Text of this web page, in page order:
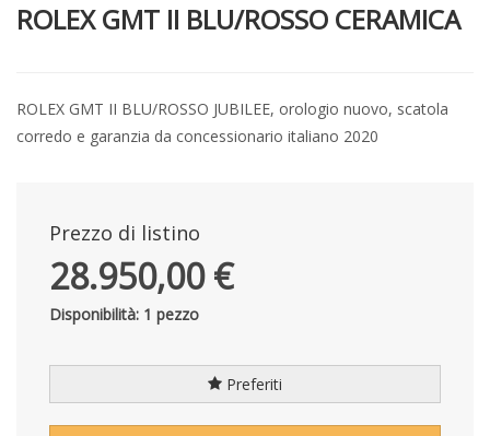
ROLEX GMT II BLU/ROSSO CERAMICA
ROLEX GMT II BLU/ROSSO JUBILEE, orologio nuovo, scatola
corredo e garanzia da concessionario italiano 2020
Prezzo di listino
28.950,00 €
Disponibilità: 1 pezzo
Preferiti